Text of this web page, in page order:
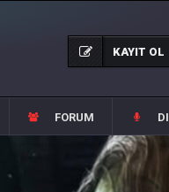
KAYIT OL
FORUM